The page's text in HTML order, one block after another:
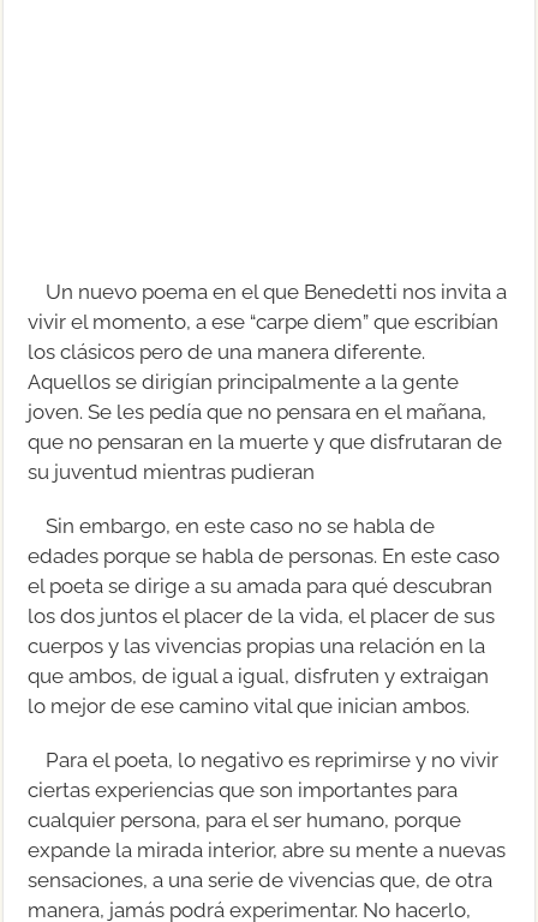
Un nuevo poema en el que Benedetti nos invita a
vivir el momento, a ese “carpe diem” que escribían
los clásicos pero de una manera diferente.
Aquellos se dirigían principalmente a la gente
joven. Se les pedía que no pensara en el mañana,
que no pensaran en la muerte y que disfrutaran de
su juventud mientras pudieran
Sin embargo, en este caso no se habla de
edades porque se habla de personas. En este caso
el poeta se dirige a su amada para qué descubran
los dos juntos el placer de la vida, el placer de sus
cuerpos y las vivencias propias una relación en la
que ambos, de igual a igual, disfruten y extraigan
lo mejor de ese camino vital que inician ambos.
Para el poeta, lo negativo es reprimirse y no vivir
ciertas experiencias que son importantes para
cualquier persona, para el ser humano, porque
expande la mirada interior, abre su mente a nuevas
sensaciones, a una serie de vivencias que, de otra
manera, jamás podrá experimentar. No hacerlo,